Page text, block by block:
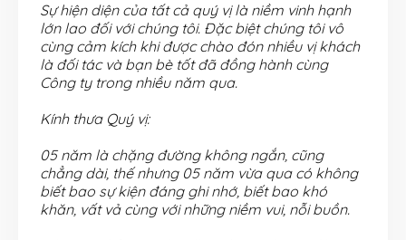
Sự hiện diện của tất cả quý vị là niềm vinh hạnh
lớn lao đối với chúng tôi. Đặc biệt chúng tôi vô
cùng cảm kích khi được chào đón nhiều vị khách
là đối tác và bạn bè tốt đã đồng hành cùng
Công ty trong nhiều năm qua.
Kính thưa Quý vị:
05 năm là chặng đường không ngắn, cũng
chẳng dài, thế nhưng 05 năm vừa qua có không
biết bao sự kiện đáng ghi nhớ, biết bao khó
khăn, vất vả cùng với những niềm vui, nỗi buồn.